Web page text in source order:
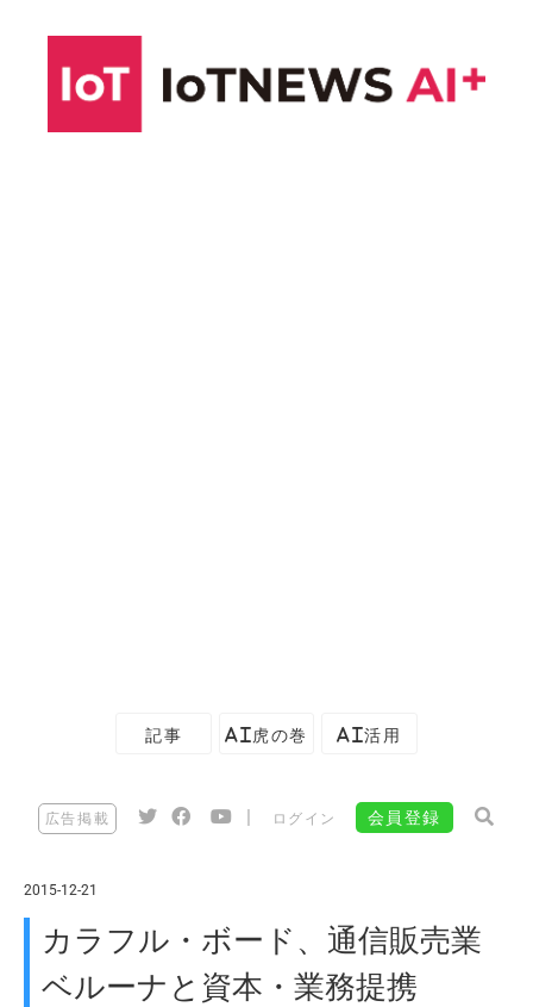
記事 AI虎の巻 AI活用
広告掲載 ログイン 会員登録
2015-12-21
カラフル・ボード、通信販売業
ベルーナと資本・業務提携